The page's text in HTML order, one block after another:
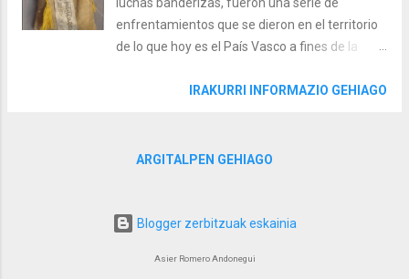
cabildo eclesiástico de la villa fue el de
encontrar financiación, ya que el proyecto era
ante uno de los edificios eclesiásticos más
enfrentamientos que se dieron en el territorio
de lo que hoy es el País Vasco a fines de la
como protagonistas a los diferentes linajes de
Católicos. Estas luchas enfrentaron sobre todo
estos enfrentamientos. En él, los diferentes
Bizkaia, Gipuzkoa, Álava y Navarra se
IRAKURRI INFORMAZIO GEHIAGO
ARGITALPEN GEHIAGO
Blogger zerbitzuak eskainia
Asier Romero Andonegui